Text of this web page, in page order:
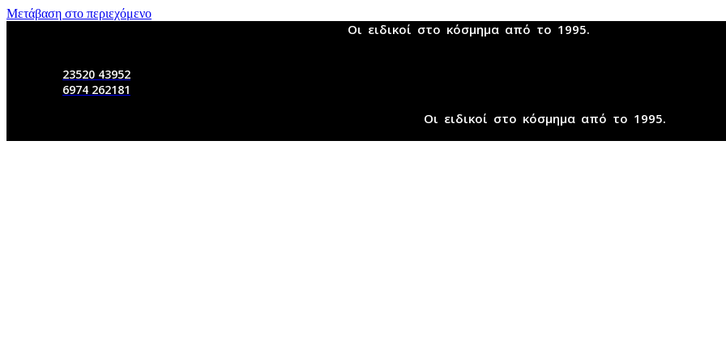
Μετάβαση στο περιεχόμενο
Οι ειδικοί στο κόσμημα από το 1995.
23520 43952
6974 262181
Οι ειδικοί στο κόσμημα από το 1995.